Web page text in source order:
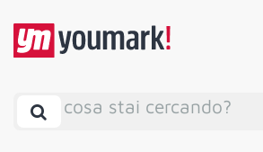
cosa stai cercando?